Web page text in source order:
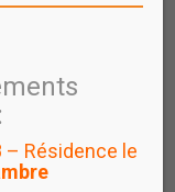
– Résidence le